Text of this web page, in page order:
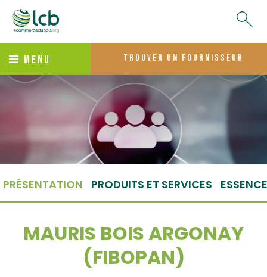
MENU trouver un fournisseur
PRÉSENTATION PRODUITS ET SERVICES
MAURIS BOIS ARGONAY
(FIBOPAN)